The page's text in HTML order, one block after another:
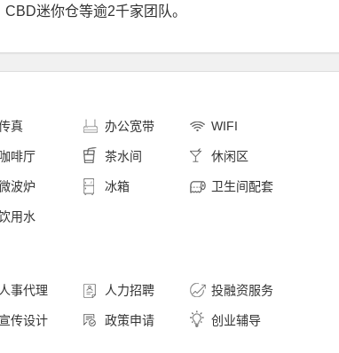
迷你仓等逾2千家团队。
真 办公宽带 WIFI
咖啡厅 茶水间 休闲区
波炉 冰箱 卫生间配套
用水
人事代理 人力招聘 投融资服务
宣传设计 政策申请 创业辅导